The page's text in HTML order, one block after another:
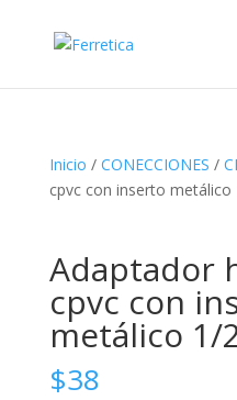
Inicio / CONECCIONES /
cpvc con inserto metálico
Adaptador
cpvc con
metálico 1/
$38